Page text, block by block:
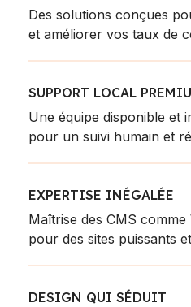
EXPERTISE INÉGALÉE
Maîtrise des CMS
pour des sites puissants
DESIGN QUI SÉDUIT
Des solutions conçues
et améliorer vos taux de
SUPPORT LOCAL
Une équipe disponible et
pour un suivi humain et